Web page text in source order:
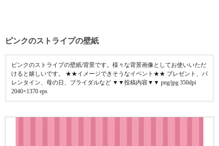
ピンクのストライプの壁紙
ピンクのストライプの壁紙/背景です。様々な背景画像としてお使いいただ
けると嬉しいです。 ★★イメージできそうなイベント★★ プレゼント、バ
レンタイン、母の日、ブライダルなど ▼▼投稿内容▼▼ png/jpg 350dpi
2040×1370 eps